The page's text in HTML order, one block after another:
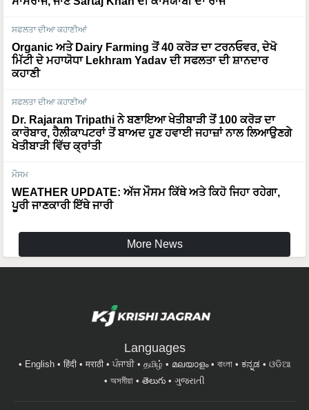
ਸਫਲਤਾ ਦੀਆ ਕਹਾਣੀਆਂ
Organic ਅਤੇ Dairy Farming ਤੋਂ 40 ਕਰੋੜ ਦਾ ਟਰਨਓਵਰ, ਦੇਖੋ
ਮਿੱਟੀ ਦੇ ਮਹਾਯੋਧਾ Lekhram Yadav ਦੀ ਸਫਲਤਾ ਦੀ ਸ਼ਾਨਦਾਰ
ਕਹਾਣੀ
ਸਫਲਤਾ ਦੀਆ ਕਹਾਣੀਆਂ
Dr. Rajaram Tripathi ਨੇ ਬਣਾਇਆ ਖੇਤੀਬਾੜੀ ਤੋਂ 100 ਕਰੋੜ ਦਾ
ਕਾਰੋਬਾਰ, ਹੈਲੀਕਾਪਟਰਾਂ ਤੋਂ ਬਾਅਦ ਹੁਣ ਹਵਾਈ ਜਹਾਜ਼ਾਂ ਨਾਲ ਲਿਆਉਣਗੇ
ਖੇਤੀਬਾੜੀ ਵਿੱਚ ਕ੍ਰਾਂਤੀ
ਮੌਸਮ
WEATHER UPDATE: ਅੱਜ ਮੌਸਮ ਕਿੱਥੇ ਅਤੇ ਕਿਹੋ ਜਿਹਾ ਰਹੇਗਾ,
ਪੂਰੀ ਜਾਣਕਾਰੀ ਇੱਥੇ ਜਾਰੀ
More News
Languages
English हिंदी मराठी ਪੰਜਾਬੀ தமிழ் മലയാളം বাংলা ಕನ್ನಡ
ଓଡିଆ
অসমীয়া
తెలుగు ગુજરાતી